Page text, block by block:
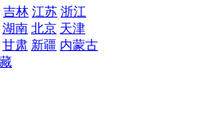
吉林 江苏 浙江
湖南 北京 天津
甘肃 新疆 内蒙古